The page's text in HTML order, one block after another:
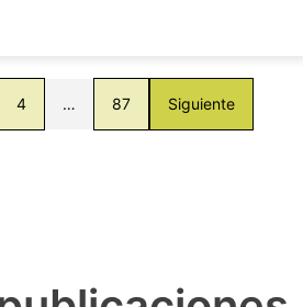
4 … 87 Siguiente